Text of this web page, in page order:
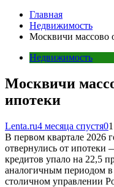
Главная
Недвижимость
Москвичи массово
Недвижимость
Москвичи
ипотеки
Lenta.ru4 месяца спустя0
В первом квартале 2026
отвернулись от ипотеки
кредитов упало на 22,5
аналогичным периодом
столичном управлении